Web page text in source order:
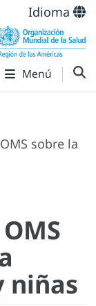
Idioma
Menú
sobre la
niñas